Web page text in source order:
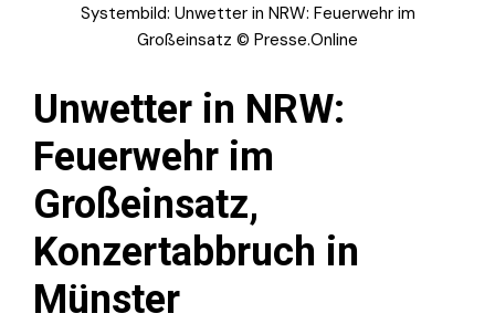
Systembild: Unwetter in NRW: Feuerwehr im
Großeinsatz © Presse.Online
Unwetter in NRW:
Feuerwehr im
Großeinsatz,
Konzertabbruch in
Münster